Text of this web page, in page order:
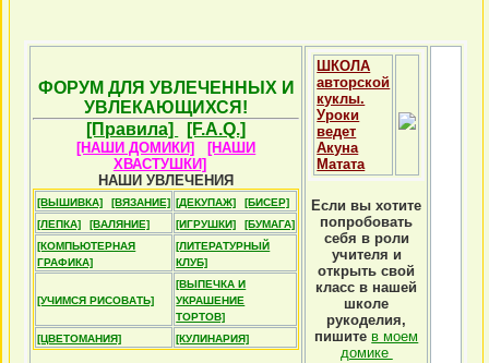
ФОРУМ ДЛЯ УВЛЕЧЕННЫХ И
УВЛЕКАЮЩИХСЯ!
[Правила]
[F.A.Q.]
[НАШИ ДОМИКИ]
[НАШИ
ХВАСТУШКИ]
НАШИ УВЛЕЧЕНИЯ
[ВЫШИВКА] [ВЯЗАНИЕ] [ДЕКУПАЖ]
[БИСЕР]
[ЛЕПКА]
[ВАЛЯНИЕ] [ИГРУШКИ]
[БУМАГА]
[КОМПЬЮТЕРНАЯ
ГРАФИКА]
[ЛИТЕРАТУРНЫЙ
КЛУБ]
[УЧИМСЯ РИСОВАТЬ]
[ВЫПЕЧКА И
УКРАШЕНИЕ
ТОРТОВ]
[ЦВЕТОМАНИЯ]
[КУЛИНАРИЯ]
ШКОЛА
авторской
куклы.
Уроки
ведет
Акуна
Матата
Если вы хотите
попробовать
себя в роли
учителя и
открыть свой
класс в нашей
школе
рукоделия,
пишите в моем
домике